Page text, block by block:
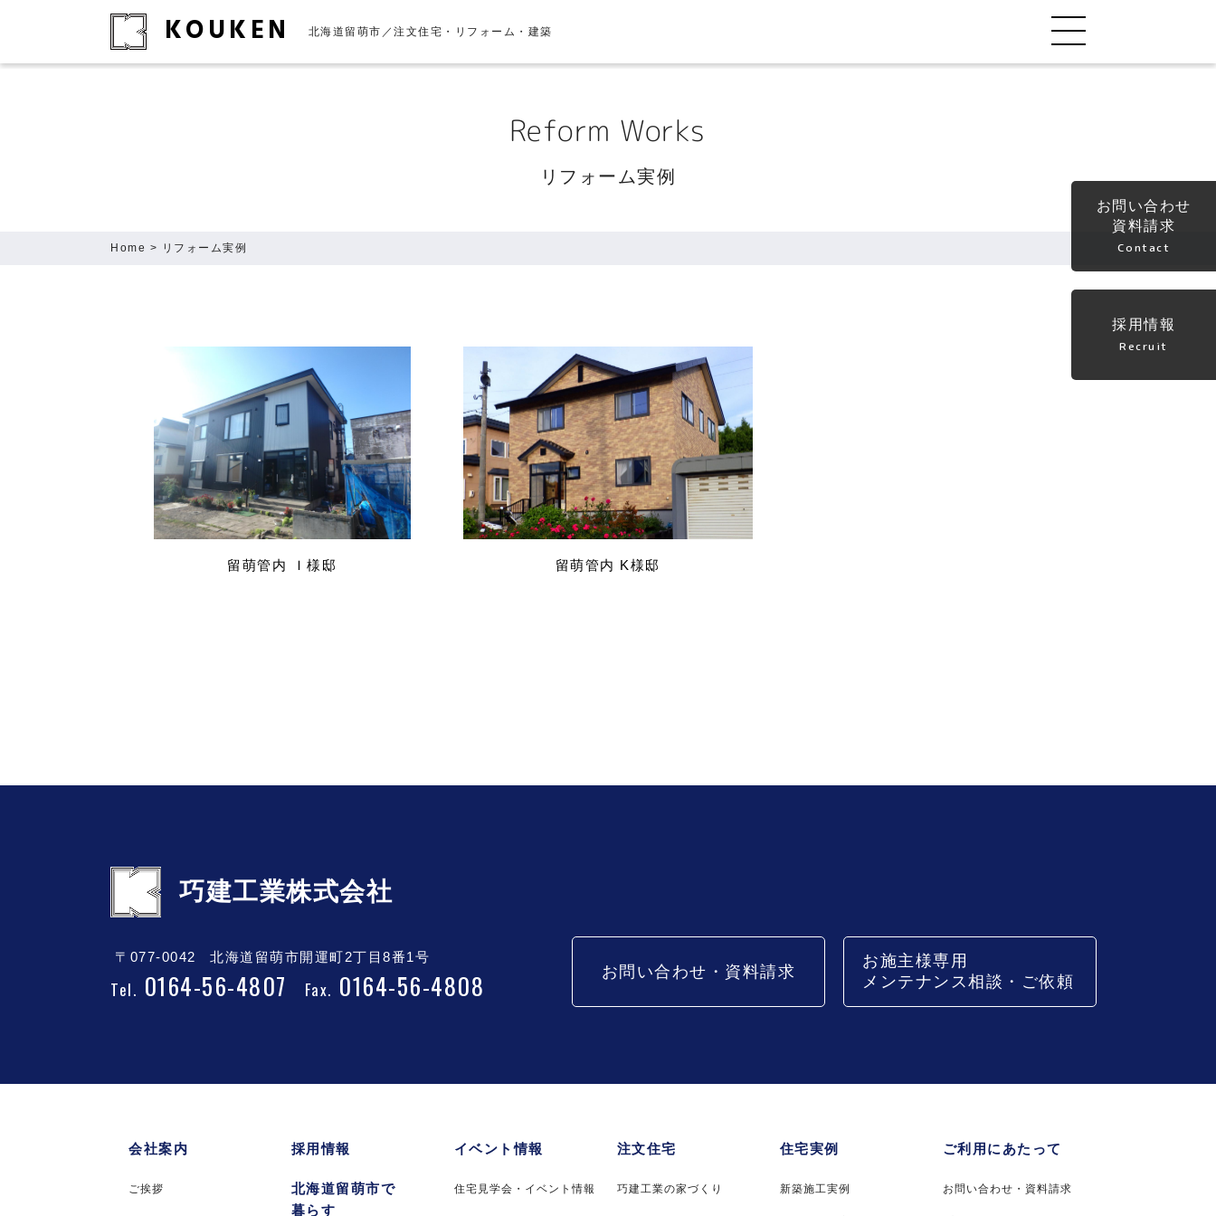
KOUKEN 北海道留萌市／注文住宅・リフォーム・建築
Reform Works
リフォーム実例
Home > リフォーム実例
留萌管内 Ｉ様邸 留萌管内 K様邸
巧建工業株式会社
〒077-0042 北海道留萌市開運町2丁目8番1号
Tel. 0164-56-4807 Fax. 0164-56-4808 お問い合わせ・資料請求
お施主様専用
メンテナンス相談・ご依頼
会社案内
ご挨拶
採用情報
北海道留萌市で
暮らす
イベント情報
住宅見学会・イベント情報
注文住宅
巧建工業の家づくり
住宅実例
新築施工実例
ご利用にあたって
お問い合わせ・資料請求
お問い合わせ
資料請求
Contact
採用情報
Recruit